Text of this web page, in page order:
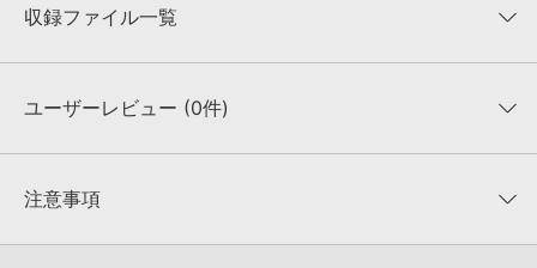
収録ファイル一覧
収録ファイル一覧
ユーザーレビュー (0件)
★★★★★
注意事項